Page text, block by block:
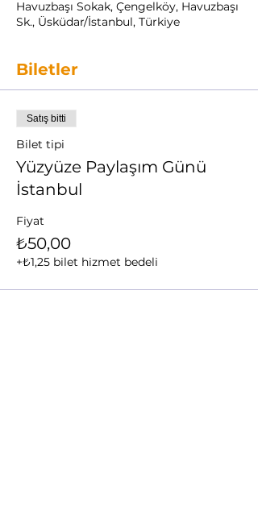
Havuzbaşı Sokak, Çengelköy, Havuzbaşı
Sk., Üsküdar/İstanbul, Türkiye
Biletler
Satış bitti
Bilet tipi
Yüzyüze Paylaşım Günü
İstanbul
Fiyat
₺50,00
+₺1,25 bilet hizmet bedeli